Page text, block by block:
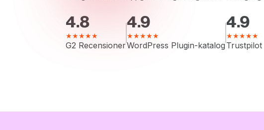
4.8
★★★★★
G2 Recensioner
4.9
★★★★★
WordPress Plugin-katalog
4.9
★★★★★
Trustpilot